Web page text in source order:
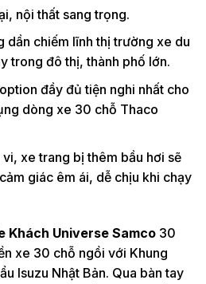
nội thất sang trọng.
dần chiếm lĩnh thị trường xe du
trong đô thị, thành phố lớn.
đầy đủ tiện nghi nhất cho
dòng xe 30 chỗ Thaco
xe trang bị thêm bầu hơi sẽ
giác êm ái, dễ chịu khi chạy
Khách Universe Samco 30
xe 30 chỗ ngồi với Khung
Isuzu Nhật Bản. Qua bàn tay